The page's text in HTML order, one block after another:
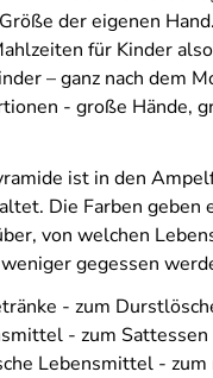
der eigenen
für Kinder
– ganz nach dem
- große Hände,
ist in den
Die Farben geben
von welchen
gegessen
- zum
- zum Sattessen
Lebensmittel -